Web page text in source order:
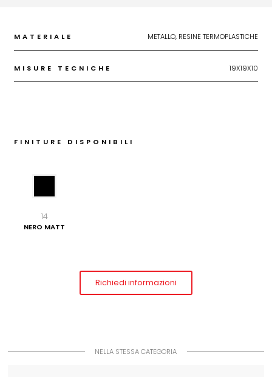
MATERIALE METALLO, RESINE TERMOPLASTICHE
MISURE TECNICHE 19X19X10
FINITURE DISPONIBILI
14
NERO MATT
Richiedi informazioni
NELLA STESSA CATEGORIA